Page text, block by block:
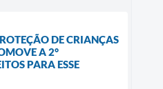
DE CRIANÇAS
A 2°
PARA ESSE